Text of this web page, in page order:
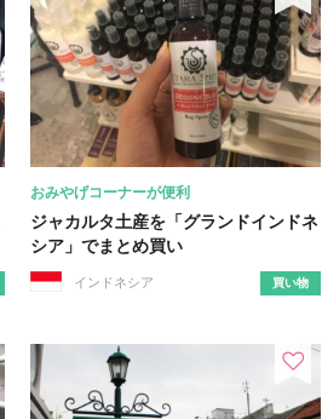
おみやげコーナーが便利
ジャカルタ土産を「グランドインドネ
シア」でまとめ買い
インドネシア 買い物